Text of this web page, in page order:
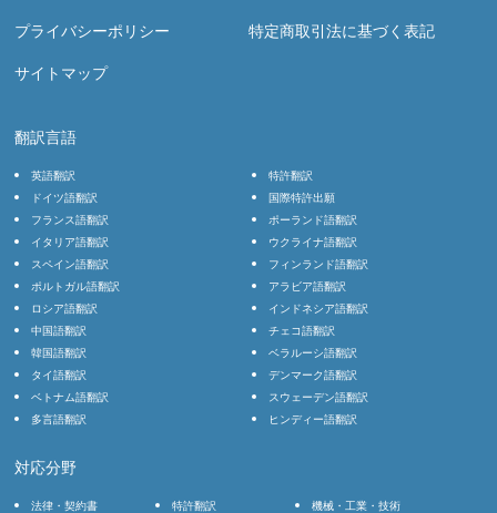
プライバシーポリシー 特定商取引法に基づく表記
サイトマップ
翻訳言語
英語翻訳
ドイツ語翻訳
フランス語翻訳
イタリア語翻訳
スペイン語翻訳
ポルトガル語翻訳
ロシア語翻訳
中国語翻訳
韓国語翻訳
タイ語翻訳
ベトナム語翻訳
多言語翻訳
特許翻訳
国際特許出願
ポーランド語翻訳
ウクライナ語翻訳
フィンランド語翻訳
アラビア語翻訳
インドネシア語翻訳
チェコ語翻訳
ベラルーシ語翻訳
デンマーク語翻訳
スウェーデン語翻訳
ヒンディー語翻訳
対応分野
法律・契約書 特許翻訳 機械・工業・技術